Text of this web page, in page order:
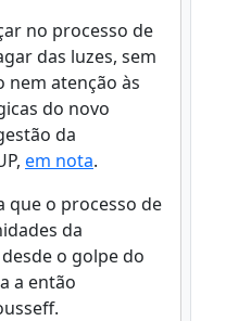
no processo de
das luzes, sem
atenção às
do novo
da
em nota.
que o processo de
da
o golpe do
a então